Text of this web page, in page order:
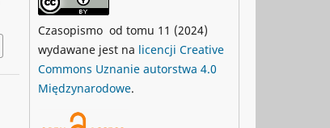
Czasopismo od tomu 11 (2024)
wydawane jest na licencji Creative
Commons Uznanie autorstwa 4.0
Międzynarodowe.